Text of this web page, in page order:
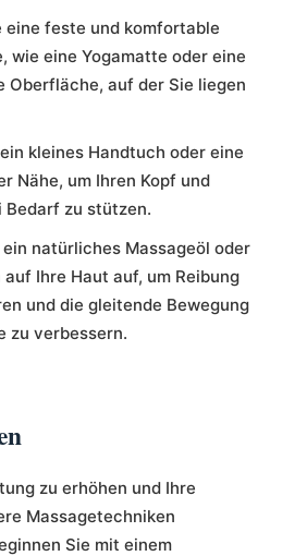
eine feste und komfortable
wie eine Yogamatte oder eine
Oberfläche, auf der Sie liegen
kleines Handtuch oder eine
Nähe, um Ihren Kopf und
Bedarf zu stützen.
ein natürliches Massageöl oder
Ihre Haut auf, um Reibung
und die gleitende Bewegung
zu verbessern.
zu erhöhen und Ihre
Massagetechniken
Sie mit einem